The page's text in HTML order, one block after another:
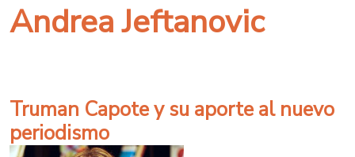
Andrea Jeftanovic
Truman Capote y su aporte al nuevo
periodismo